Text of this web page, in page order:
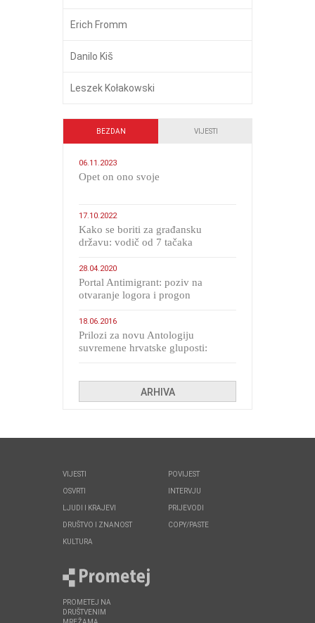
Erich Fromm
Danilo Kiš
Leszek Kołakowski
BEZDAN VIJESTI
06.11.2023
​Opet on ono svoje
17.10.2022
Kako se boriti za građansku
državu: vodič od 7 tačaka
28.04.2020
Portal Antimigrant: poziv na
otvaranje logora i progon
18.06.2016
Prilozi za novu Antologiju
suvremene hrvatske gluposti:
ARHIVA
VIJESTI
OSVRTI
LJUDI I KRAJEVI
DRUŠTVO I ZNANOST
KULTURA
POVIJEST
INTERVJU
PRIJEVODI
COPY/PASTE
PROMETEJ NA
DRUŠTVENIM